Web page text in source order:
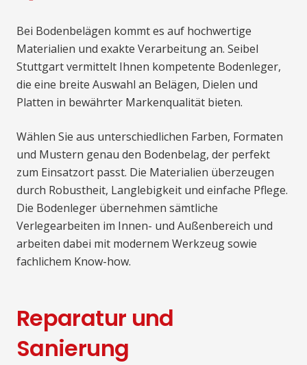
Bei Bodenbelägen kommt es auf hochwertige
Materialien und exakte Verarbeitung an. Seibel
Stuttgart vermittelt Ihnen kompetente Bodenleger,
die eine breite Auswahl an Belägen, Dielen und
Platten in bewährter Markenqualität bieten.
Wählen Sie aus unterschiedlichen Farben, Formaten
und Mustern genau den Bodenbelag, der perfekt
zum Einsatzort passt. Die Materialien überzeugen
durch Robustheit, Langlebigkeit und einfache Pflege.
Die Bodenleger übernehmen sämtliche
Verlegearbeiten im Innen- und Außenbereich und
arbeiten dabei mit modernem Werkzeug sowie
fachlichem Know-how.
Reparatur und
Sanierung